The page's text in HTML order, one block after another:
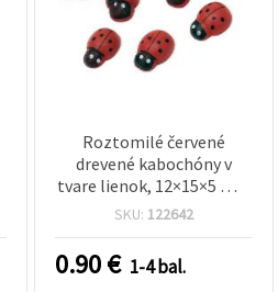
Roztomilé červené
drevené kabochóny v
tvare lienok, 12×15×5 mm
– ideálne na tvorenie,
dekorácie, sada 20 ks
SKU: 122642
0.90€ 1-4 bal.